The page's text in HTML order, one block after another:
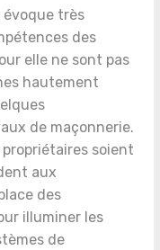
évoque très
des
elle ne sont pas
hautement
de maçonnerie.
soient
aux
des
illuminer les
de